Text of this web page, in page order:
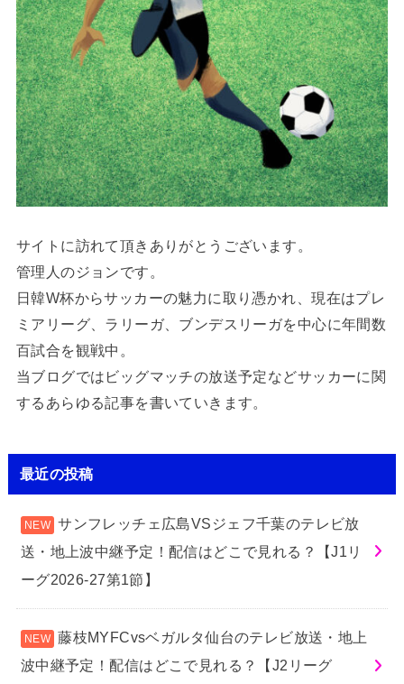
サイトに訪れて頂きありがとうございます。
管理人のジョンです。
日韓W杯からサッカーの魅力に取り憑かれ、現在はプレ
ミアリーグ、ラリーガ、ブンデスリーガを中心に年間数
百試合を観戦中。
当ブログではビッグマッチの放送予定などサッカーに関
するあらゆる記事を書いていきます。
最近の投稿
サンフレッチェ広島VSジェフ千葉のテレビ放
送・地上波中継予定！配信はどこで見れる？【J1リ
ーグ2026-27第1節】
藤枝MYFCvsベガルタ仙台のテレビ放送・地上
波中継予定！配信はどこで見れる？【J2リーグ